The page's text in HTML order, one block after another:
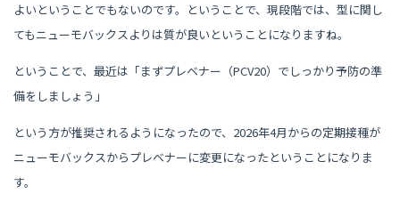
よいということでもないのです。ということで、現段階では、型に関し
てもニューモバックスよりは質が良いということになりますね。
ということで、最近は「まずプレベナー（PCV20）でしっかり予防の準
備をしましょう」
という方が推奨されるようになったので、2026年4月からの定期接種が
ニューモバックスからプレベナーに変更になったということになりま
す。